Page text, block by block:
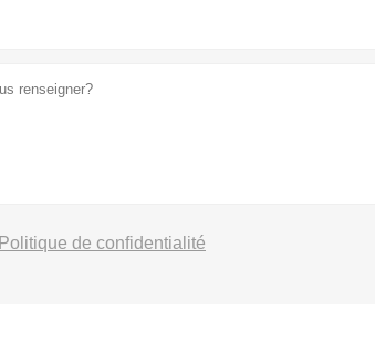
Politique de confidentialité